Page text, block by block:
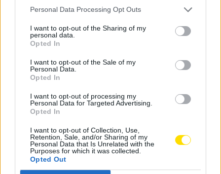
Personal Data Processing Opt Outs
I want to opt-out of the Sharing of my
personal data.
Opted In
I want to opt-out of the Sale of my
Personal Data.
Opted In
I want to opt-out of processing my
Personal Data for Targeted Advertising.
Opted In
I want to opt-out of Collection, Use,
Retention, Sale, and/or Sharing of my
Personal Data that Is Unrelated with the
Purposes for which it was collected.
Opted Out
Os ingressos para sócios têm um custo de cinco
euros, com os detentores de lugar anual a terem
igualmente de adquirir bilhete. No entanto, poderão
ingresso na loja do clube até sexta-feira.
quinta-feira, custam 10 euros.
taça de portugal